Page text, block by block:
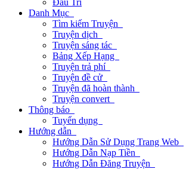
Đấu Trí
Danh Mục
Tìm kiếm Truyện
Truyện dịch
Truyện sáng tác
Bảng Xếp Hạng
Truyện trả phí
Truyện đề cử
Truyện đã hoàn thành
Truyện convert
Thông báo
Tuyển dụng
Hướng dẫn
Hướng Dẫn Sử Dụng Trang Web
Hướng Dẫn Nạp Tiền
Hướng Dẫn Đăng Truyện